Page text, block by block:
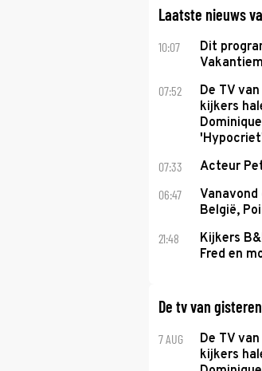
Laatste nieuws
10:07
Dit
07:52
De TV
kijkers
07:33 Acteur
06:47
België,
21:48
Kijkers
Fred en
De tv van gisteren
7 AUG
De TV
kijkers